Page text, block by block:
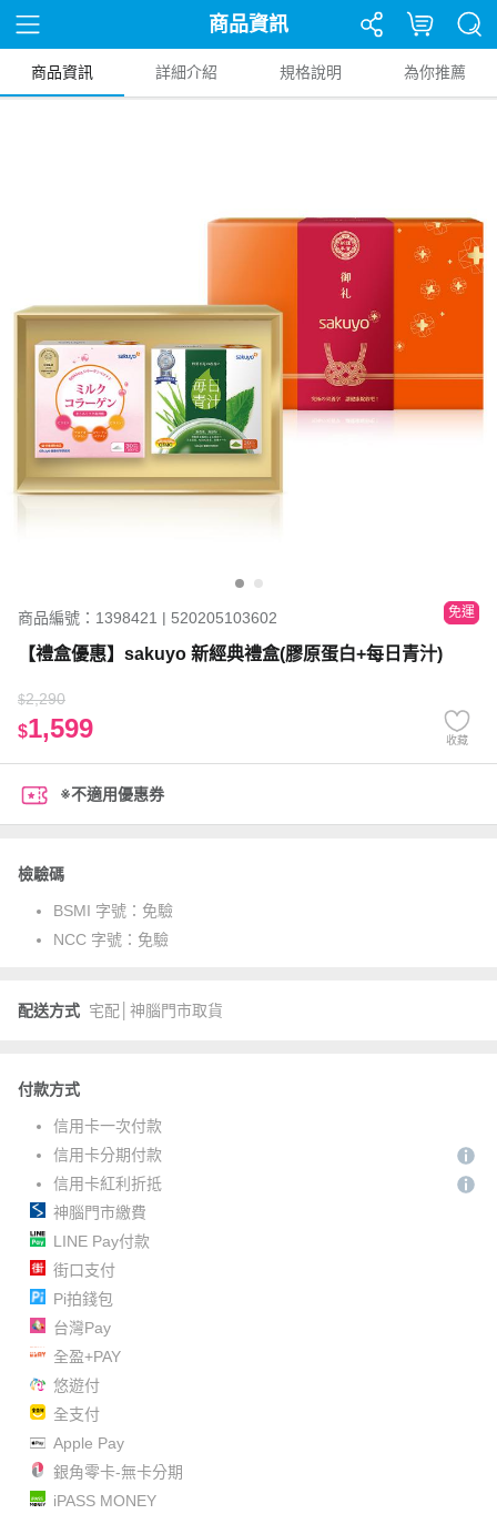
商品資訊
商品資訊 詳細介紹 規格說明 為你推薦
商品編號：1398421 | 520205103602 免運
【禮盒優惠】sakuyo 新經典禮盒(膠原蛋白+每日青汁)
$2,290
$1,599 收藏
※不適用優惠券
檢驗碼
BSMI 字號： 免驗
NCC 字號： 免驗
配送方式 宅配│神腦門市取貨
付款方式
信用卡一次付款
信用卡分期付款
信用卡紅利折抵
神腦門市繳費
LINE Pay付款
街口支付
Pi拍錢包
台灣Pay
全盈+PAY
悠遊付
全支付
Apple Pay
銀角零卡-無卡分期
iPASS MONEY